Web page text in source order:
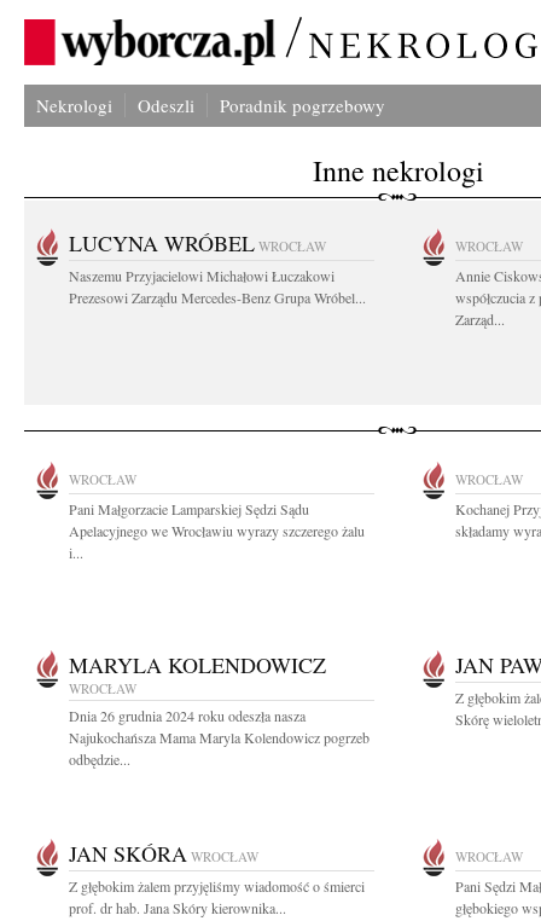
Nekrologi Odeszli Poradnik pogrzebowy
Inne nekrologi
LUCYNA WRÓBEL WROCŁAW
Naszemu Przyjacielowi Michałowi Łuczakowi
Prezesowi Zarządu Mercedes-Benz Grupa Wróbel...
WROCŁAW
Annie
współczucia
Zarząd...
WROCŁAW
Pani Małgorzacie Lamparskiej Sędzi Sądu
Apelacyjnego we Wrocławiu wyrazy szczerego żalu
i...
WROCŁAW
Kochanej
składamy
MARYLA KOLENDOWICZ
WROCŁAW
Dnia 26 grudnia 2024 roku odeszła nasza
Najukochańsza Mama Maryla Kolendowicz pogrzeb
odbędzie...
JAN
Z głębokim
Skórę
JAN SKÓRA WROCŁAW
Z głębokim żalem przyjęliśmy wiadomość o śmierci
prof. dr hab. Jana Skóry kierownika...
WROCŁAW
Pani Sędzi
głębokiego